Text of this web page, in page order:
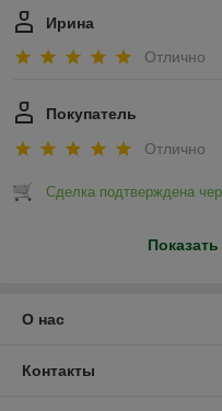
Ирина
Отлично
Покупатель
Отлично
Сделка подтверждена
О нас
Контакты